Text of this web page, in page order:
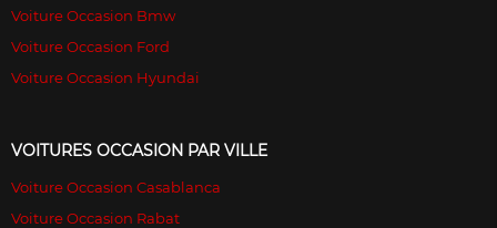
Voiture Occasion Bmw
Voiture Occasion Ford
Voiture Occasion Hyundai
VOITURES OCCASION PAR VILLE
Voiture Occasion Casablanca
Voiture Occasion Rabat